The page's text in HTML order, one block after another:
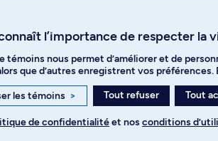
Instagram TikTok
confidentialité Paramètres des
l’importance de respecter la
témoins nous permet d’améliorer et de
que d’autres enregistrent vos
les témoins > Tout refuser Tout
de confidentialitéet nos conditions